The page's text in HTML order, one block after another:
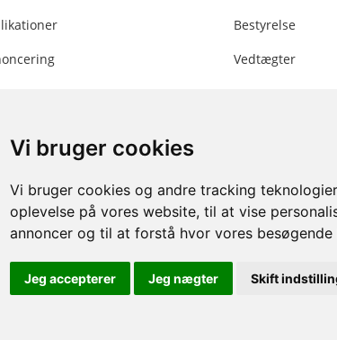
Vi bruger cookies
Vi bruger cookies og andre tracking
oplevelse på vores website, til at vise
annoncer og til at forstå hvor vores besøgende
Jeg accepterer Jeg nægter Skift
Bestyrelse
Vedtægter
12